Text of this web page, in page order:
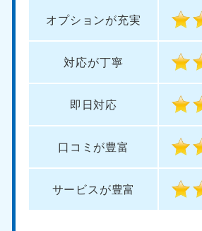
オプションが充実
対応が丁寧
即日対応
口コミが豊富
サービスが豊富